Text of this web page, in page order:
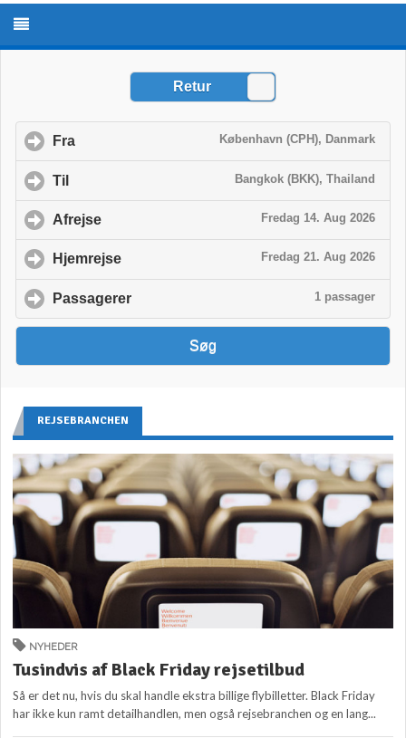
REJSEBRANCHEN
NYHEDER
Tusindvis af Black Friday rejsetilbud
Så er det nu, hvis du skal handle ekstra billige flybilletter. Black Friday
har ikke kun ramt detailhandlen, men også rejsebranchen og en lang...